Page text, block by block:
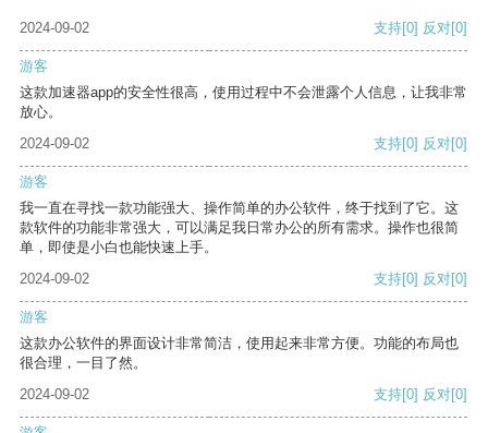
2024-09-02 支持[0] 反对[0]
游客
这款加速器app的安全性很高，使用过程中不会泄露个人信息，让我非常
放心。
2024-09-02
支持[0] 反对[0]
游客
我一直在寻找一款功能强大、操作简单的办公软件，终于找到了它。这
款软件的功能非常强大，可以满足我日常办公的所有需求。操作也很简
单，即使是小白也能快速上手。
2024-09-02
支持[0] 反对[0]
游客
这款办公软件的界面设计非常简洁，使用起来非常方便。功能的布局也
很合理，一目了然。
2024-09-02
支持[0] 反对[0]